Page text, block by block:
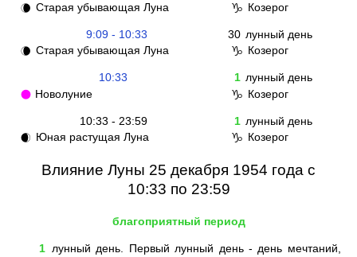
🌘 Старая убывающая Луна ♑ Козерог
9:09 - 10:33 30 лунный день
🌘 Старая убывающая Луна ♑ Козерог
10:33 1 лунный день
🌑 Новолуние ♑ Козерог
10:33 - 23:59 1 лунный день
🌒 Юная растущая Луна ♑ Козерог
Влияние Луны 25 декабря 1954 года с
10:33 по 23:59
благоприятный период
1
лунный день. Первый лунный день - день мечтаний,